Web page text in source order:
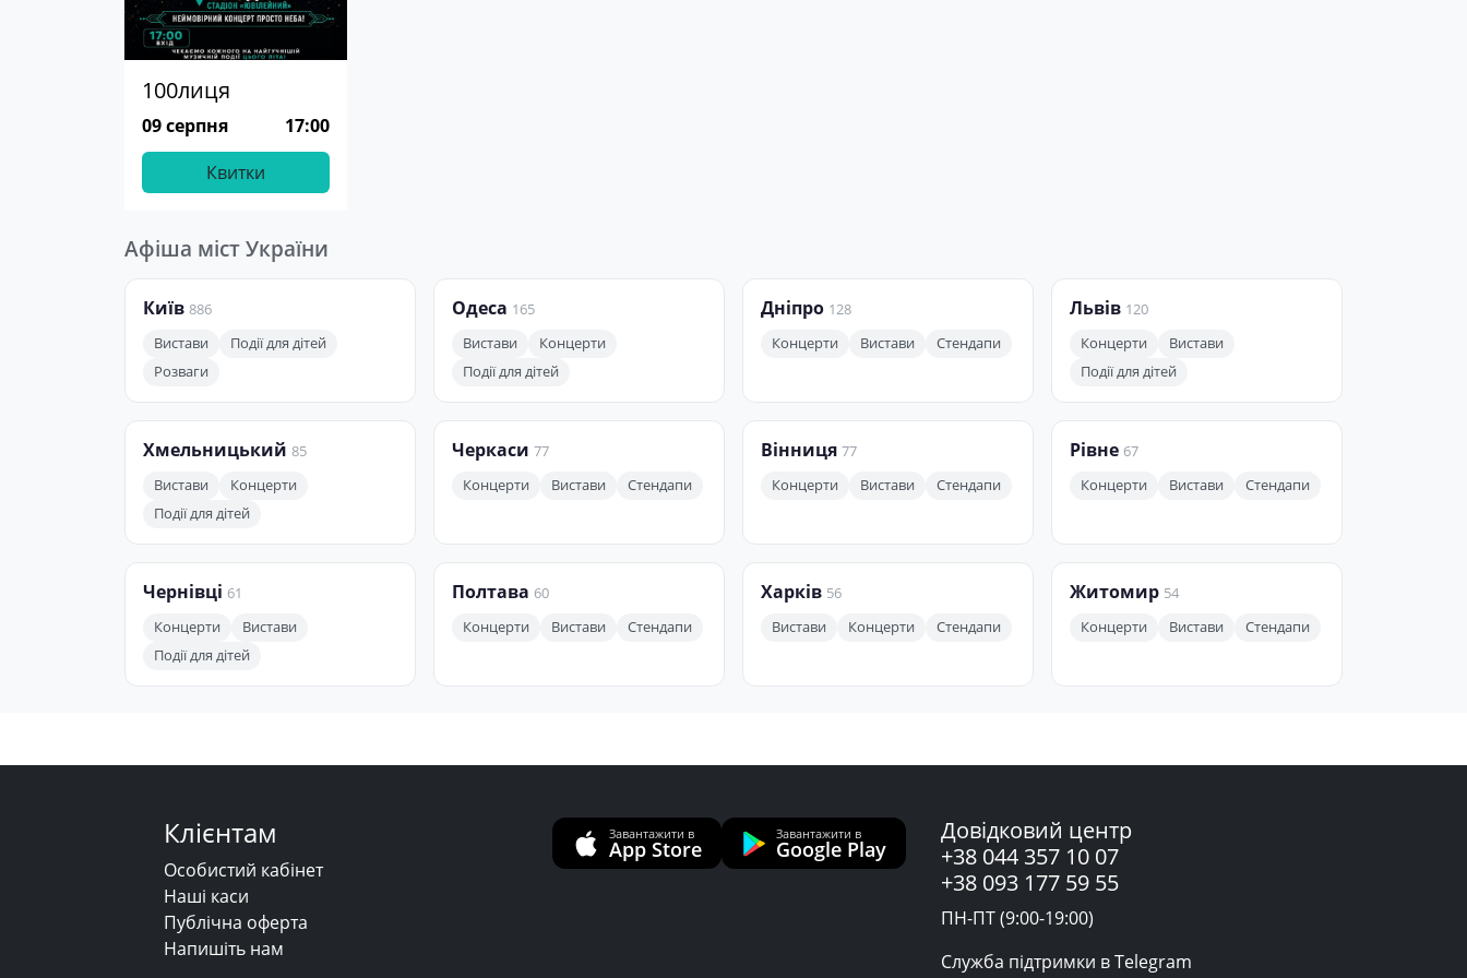
100лиця
09 серпня
17:00
Квитки
Афіша міст України
Київ 886
Вистави
Події для дітей
Розваги
Одеса 165
Вистави
Концерти
Події для дітей
Дніпро 128
Концерти
Вистави Стендапи
Львів 120
Концерти
Вистави
Події для дітей
Хмельницький 85
Вистави
Концерти
Події для дітей
Черкаси 77
Концерти
Вистави Стендапи
Вінниця 77
Концерти
Вистави Стендапи
Рівне 67
Концерти
Вистави Стендапи
Чернівці 61
Концерти
Вистави
Події для дітей
Полтава 60
Концерти
Вистави Стендапи
Харків 56
Вистави
Концерти Стендапи
Житомир 54
Концерти
Вистави Стендапи
Клієнтам
Особистий кабінет
Наші каси
Публічна оферта
Напишіть нам
Завантажити в
App Store
Завантажити в
Google Play
Довідковий центр
+38 044 357 10 07
+38 093 177 59 55
ПН-ПТ (9:00-19:00)
Служба підтримки в Telegram